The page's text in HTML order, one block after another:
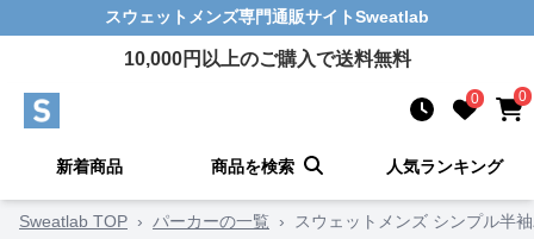
スウェットメンズ専門通販サイトSweatlab
10,000円以上のご購入で送料無料
0 0
新着商品 商品を検索 人気ランキング
Sweatlab TOP › パーカーの一覧 › スウェットメンズ シンプル半